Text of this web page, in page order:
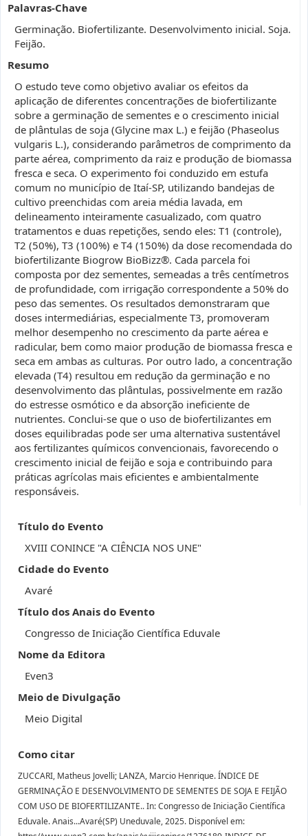
Palavras-Chave
Germinação. Biofertilizante. Desenvolvimento inicial. Soja.
Feijão.
Resumo
O estudo teve como objetivo avaliar os efeitos da
aplicação de diferentes concentrações de biofertilizante
sobre a germinação de sementes e o crescimento inicial
de plântulas de soja (Glycine max L.) e feijão (Phaseolus
vulgaris L.), considerando parâmetros de comprimento da
parte aérea, comprimento da raiz e produção de biomassa
fresca e seca. O experimento foi conduzido em estufa
comum no município de Itaí-SP, utilizando bandejas de
cultivo preenchidas com areia média lavada, em
delineamento inteiramente casualizado, com quatro
tratamentos e duas repetições, sendo eles: T1 (controle),
T2 (50%), T3 (100%) e T4 (150%) da dose recomendada do
biofertilizante Biogrow BioBizz®. Cada parcela foi
composta por dez sementes, semeadas a três centímetros
de profundidade, com irrigação correspondente a 50% do
peso das sementes. Os resultados demonstraram que
doses intermediárias, especialmente T3, promoveram
melhor desempenho no crescimento da parte aérea e
radicular, bem como maior produção de biomassa fresca e
seca em ambas as culturas. Por outro lado, a concentração
elevada (T4) resultou em redução da germinação e no
desenvolvimento das plântulas, possivelmente em razão
do estresse osmótico e da absorção ineficiente de
nutrientes. Conclui-se que o uso de biofertilizantes em
doses equilibradas pode ser uma alternativa sustentável
aos fertilizantes químicos convencionais, favorecendo o
crescimento inicial de feijão e soja e contribuindo para
práticas agrícolas mais eficientes e ambientalmente
responsáveis.
Título do Evento
XVIII CONINCE "A CIÊNCIA NOS UNE"
Cidade do Evento
Avaré
Título dos Anais do Evento
Congresso de Iniciação Científica Eduvale
Nome da Editora
Even3
Meio de Divulgação
Meio Digital
Como citar
ZUCCARI, Matheus Jovelli; LANZA, Marcio Henrique. ÍNDICE DE
GERMINAÇÃO E DESENVOLVIMENTO DE SEMENTES DE SOJA E FEIJÃO
COM USO DE BIOFERTILIZANTE.. In: Congresso de Iniciação Científica
Eduvale. Anais...Avaré(SP) Uneduvale, 2025. Disponível em: